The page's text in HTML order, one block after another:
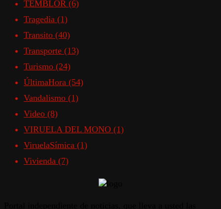
TEMBLOR (6)
Tragedia (1)
Transito (40)
Transporte (13)
Turismo (24)
ÚltimaHora (54)
Vandalismo (1)
Video (8)
VIRUELA DEL MONO (1)
ViruelaSímica (1)
Vivienda (7)